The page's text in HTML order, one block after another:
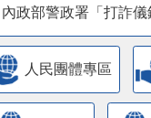
人民團體專區
道安專區